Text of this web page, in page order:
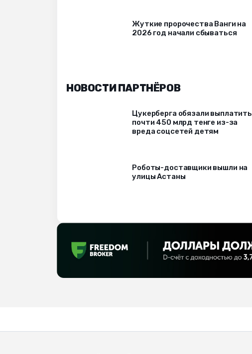
Жуткие пророчества Ванги на
2026 год начали сбываться
НОВОСТИ ПАРТНЁРОВ
Цукерберга обязали выплатить
почти 450 млрд тенге из-за
вреда соцсетей детям
Роботы-доставщики вышли на
улицы Астаны